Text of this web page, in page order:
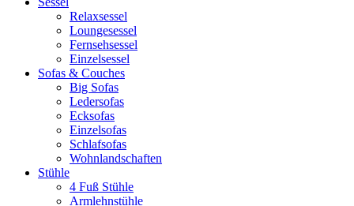
Relaxsessel
Loungesessel
Fernsehsessel
Einzelsessel
Sofas & Couches
Big Sofas
Ledersofas
Ecksofas
Einzelsofas
Schlafsofas
Wohnlandschaften
Stühle
4 Fuß Stühle
Armlehnstühle